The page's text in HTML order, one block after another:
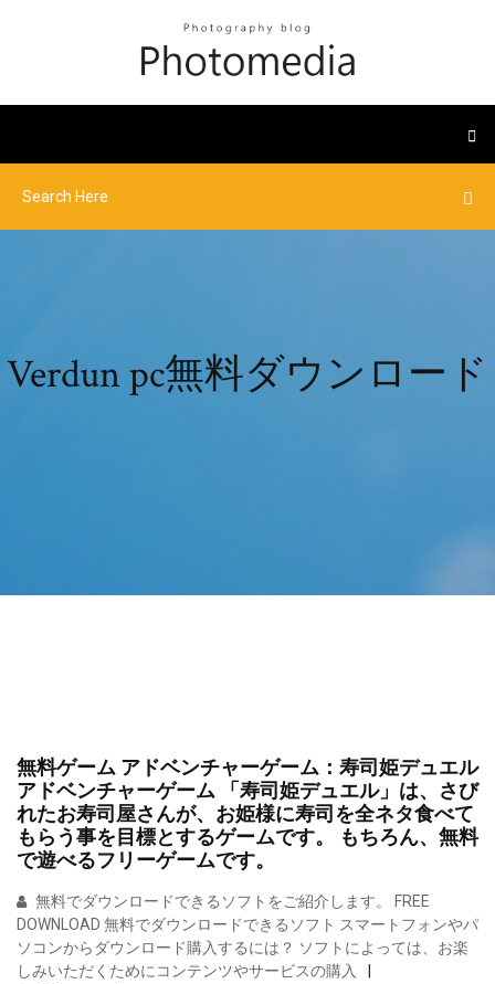
Verdun pc無料ダウンロード
無料ゲーム アドベンチャーゲーム：寿司姫デュエル
アドベンチャーゲーム 「寿司姫デュエル」は、さび
れたお寿司屋さんが、お姫様に寿司を全ネタ食べて
もらう事を目標とするゲームです。 もちろん、無料
で遊べるフリーゲームです。
無料でダウンロードできるソフトをご紹介します。 FREE
DOWNLOAD 無料でダウンロードできるソフト スマートフォンやパ
ソコンからダウンロード購入するには？ ソフトによっては、お楽
しみいただくためにコンテンツやサービスの購入